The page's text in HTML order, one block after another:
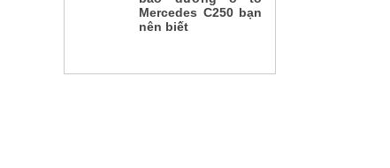
Mercedes C250 bạn
nên biết